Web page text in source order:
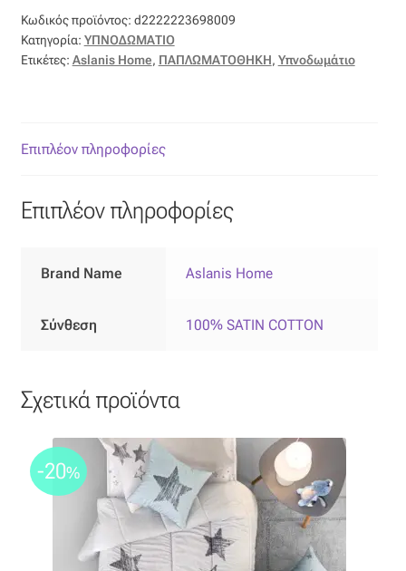
Γκρο
Δαντέλα
Ζακάρ
Καραβόπανο
Λονέτα
Μουσελίνα
Μπροκάρ
Οργάντζα
Κωδικός προϊόντος: d2222223698009
Κατηγορία: ΥΠΝΟΔΩΜΑΤΙΟ
Ετικέτες: Aslanis Home, ΠΑΠΛΩΜΑΤΟΘΗΚΗ, Υπνοδωμάτιο
Επιπλέον πληροφορίες
Επιπλέον πληροφορίες
Brand Name Aslanis Home
Σύνθεση 100% SATIN COTTON
Σχετικά προϊόντα
-20%